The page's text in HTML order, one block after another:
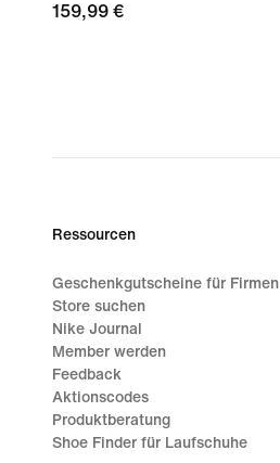
159,99 €
159,99 €
Ressourcen
Geschenkgutscheine für Firmen
Store suchen
Nike Journal
Member werden
Feedback
Aktionscodes
Produktberatung
Shoe Finder für Laufschuhe